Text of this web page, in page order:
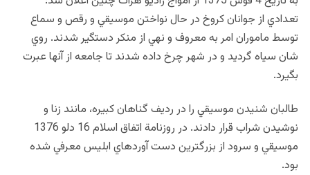
تعدادي از جوانان کروخ در حال نواختن موسيقي و رقص و سماع
توسط ماموران امر به معروف و نهي از منکر دستگير شدند. روي
شان سياه گرديد و در شهر چرخ داده شدند تا جامعه از آنها عبرت
بگيرد.
طالبان شنيدن موسيقي را در رديف گناهان کبيره، مانند زنا و
نوشيدن شراب قرار دادند. در روزنامة اتفاق اسلام 16 دلو 1376
موسيقي و سرود از بزرگ‏ترين دست آوردهاي ابليس معرفي شده
بود.